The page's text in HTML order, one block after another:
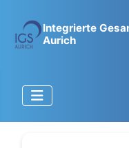
Integrierte
Aurich